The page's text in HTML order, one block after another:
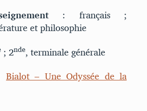
: français ;
et philosophie
; 2nde, terminale générale
Bialot – Une Odyssée de la